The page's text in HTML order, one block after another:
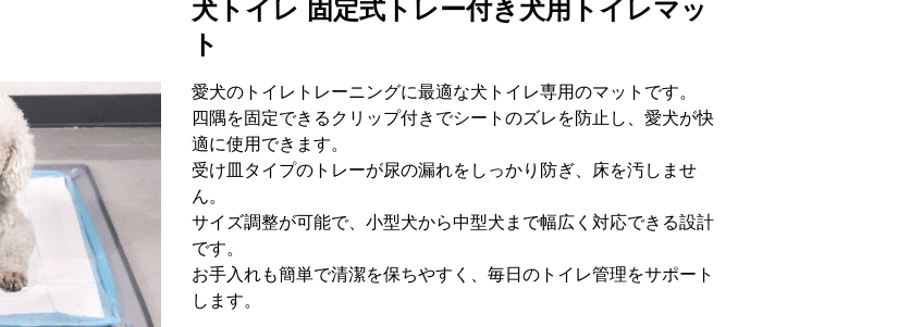
犬トイレ 固定式トレー付き犬用トイレマッ
ト
愛犬のトイレトレーニングに最適な犬トイレ専用のマットです。
四隅を固定できるクリップ付きでシートのズレを防止し、愛犬が快
適に使用できます。
受け皿タイプのトレーが尿の漏れをしっかり防ぎ、床を汚しませ
ん。
サイズ調整が可能で、小型犬から中型犬まで幅広く対応できる設計
です。
お手入れも簡単で清潔を保ちやすく、毎日のトイレ管理をサポート
します。